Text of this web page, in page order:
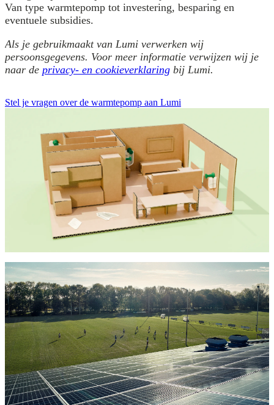
Van type warmtepomp tot investering, besparing en
eventuele subsidies.
Als je gebruikmaakt van Lumi verwerken wij
persoonsgegevens. Voor meer informatie verwijzen wij je
naar de privacy- en cookieverklaring bij Lumi.
Stel je vragen over de warmtepomp aan Lumi